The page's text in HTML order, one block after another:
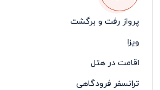
پرواز رفت و برگشت
ویزا
اقامت در هتل
ترانسفر فرودگاهی